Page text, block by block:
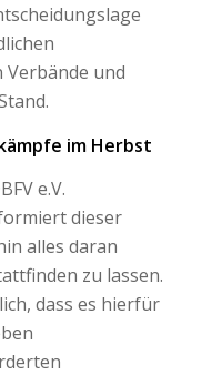
und
im Herbst
e.V.
dieser
alles daran
zu lassen.
dass es hierfür